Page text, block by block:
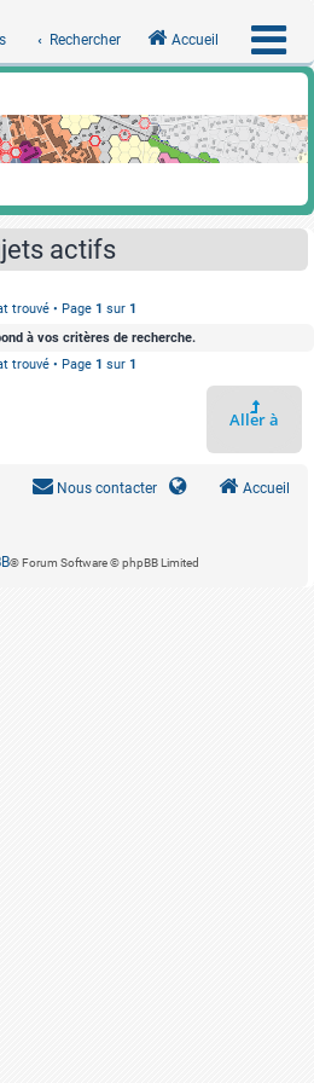
Accueil
Rechercher
actifs
trouvé • Page 1 sur 1
à vos critères de recherche.
trouvé • Page 1 sur 1
Aller à
Accueil
Nous contacter
® Forum Software © phpBB Limited